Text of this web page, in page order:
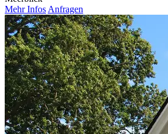
Mehr Infos Anfragen